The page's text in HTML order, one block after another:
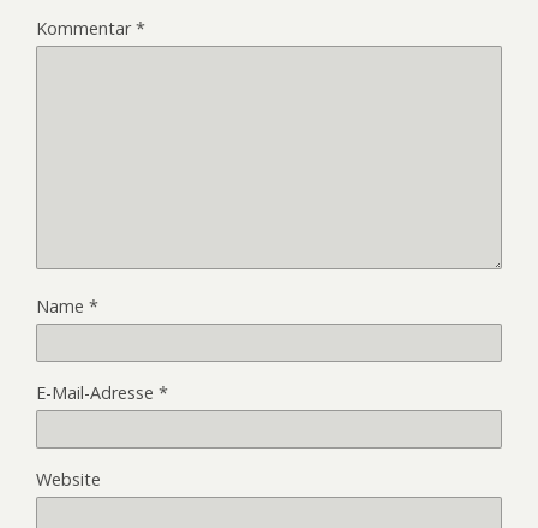
Kommentar*
Name *
E-Mail-Adresse *
Website